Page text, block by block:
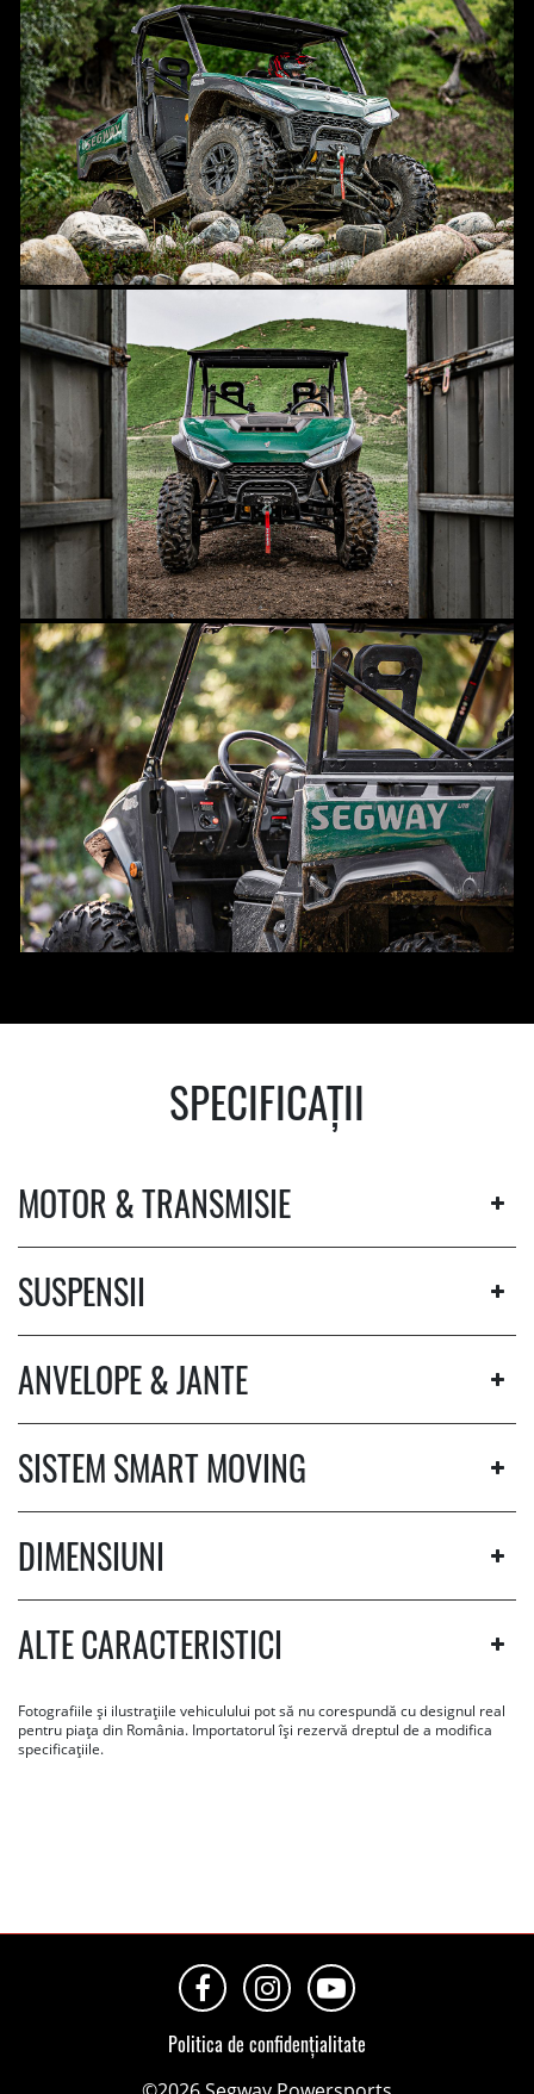
SPECIFICAȚII
MOTOR & TRANSMISIE
SUSPENSII
ANVELOPE & JANTE
SISTEM SMART MOVING
DIMENSIUNI
ALTE CARACTERISTICI
Fotografiile și ilustrațiile vehiculului pot să nu corespundă cu designul real
pentru piața din România. Importatorul își rezervă dreptul de a modifica
specificațiile.
Politica de confidențialitate